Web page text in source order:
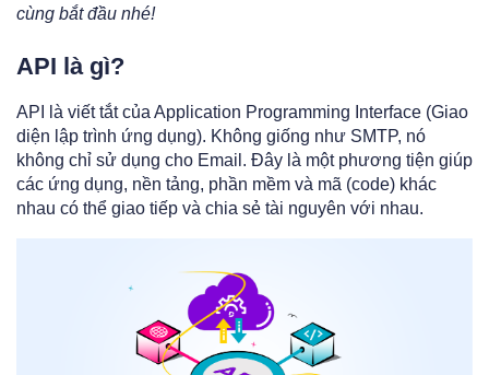
cùng bắt đầu nhé!
API là gì?
API là viết tắt của Application Programming Interface (Giao
diện lập trình ứng dụng). Không giống như SMTP, nó
không chỉ sử dụng cho Email. Đây là một phương tiện giúp
các ứng dụng, nền tảng, phần mềm và mã (code) khác
nhau có thể giao tiếp và chia sẻ tài nguyên với nhau.